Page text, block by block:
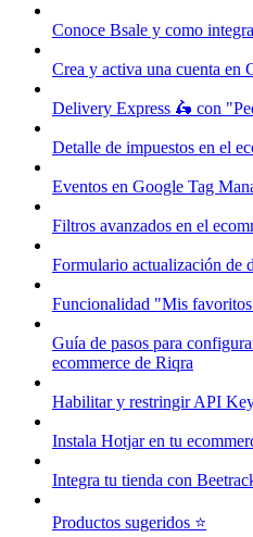
Conoce Bsale y como
Crea y activa una cuenta en
Delivery Express 🛵 con
Detalle de impuestos en el
Eventos en Google Tag
Filtros avanzados en el
Formulario actualización de
Funcionalidad "Mis
Guía de pasos para
ecommerce de Riqra
Habilitar y restringir API
Instala Hotjar en tu
Integra tu tienda con
Productos sugeridos ⭐